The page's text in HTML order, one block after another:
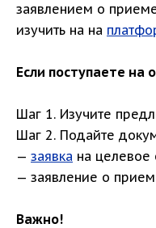
заявлением о
изучить на на
Если поступаете на
Шаг 1. Изучите
Шаг 2. Подайте
— заявка на целевое
— заявление о
Важно!